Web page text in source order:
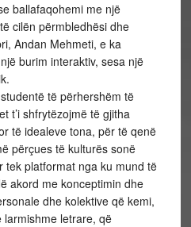
ballafaqohemi me një
cilën përmbledhësi dhe
Andan Mehmeti, e ka
burim interaktiv, sesa një
të përhershëm të
t’i shfrytëzojmë të gjitha
të idealeve tona, për të qenë
përçues të kulturës sonë
tek platformat nga ku mund të
akord me konceptimin dhe
dhe kolektive që kemi,
letrare, që